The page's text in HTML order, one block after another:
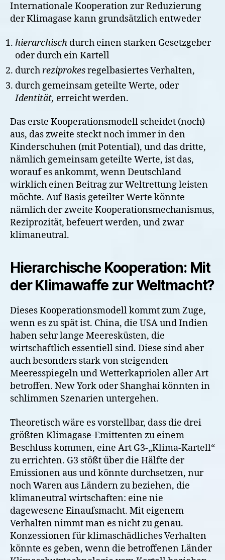
Internationale Kooperation zur Reduzierung
der Klimagase kann grundsätzlich entweder
hierarchisch durch einen starken Gesetzgeber
oder durch ein Kartell
durchreziprokesregelbasiertes Verhalten,
durch gemeinsam geteilte Werte, oder
Identität, erreicht werden.
Das erste Kooperationsmodell scheidet (noch)
aus, das zweite steckt noch immer in den
Kinderschuhen (mit Potential), und das dritte,
nämlich gemeinsam geteilte Werte, ist das,
worauf es ankommt, wenn Deutschland
wirklich einen Beitrag zur Weltrettung leisten
möchte. Auf Basis geteilter Werte könnte
nämlich der zweite Kooperationsmechanismus,
Reziprozität, befeuert werden, und zwar
klimaneutral.
Hierarchische Kooperation: Mit
der Klimawaffe zur Weltmacht?
Dieses Kooperationsmodell kommt zum Zuge,
wenn es zu spät ist. China, die USA und Indien
haben sehr lange Meeresküsten, die
wirtschaftlich essentiell sind. Diese sind aber
auch besonders stark von steigenden
Meeresspiegeln und Wetterkapriolen aller Art
betroffen. New York oder Shanghai könnten in
schlimmen Szenarien untergehen.
Theoretisch wäre es vorstellbar, dass die drei
größten Klimagase-Emittenten zu einem
Beschluss kommen, eine Art G3-„Klima-Kartell“
zu errichten. G3 stößt über die Hälfte der
Emissionen aus und könnte durchsetzen, nur
noch Waren aus Ländern zu beziehen, die
klimaneutral wirtschaften: eine nie
dagewesene Einaufsmacht. Mit eigenem
Verhalten nimmt man es nicht zu genau.
Konzessionen für klimaschädliches Verhalten
könnte es geben, wenn die betroffenen Länder